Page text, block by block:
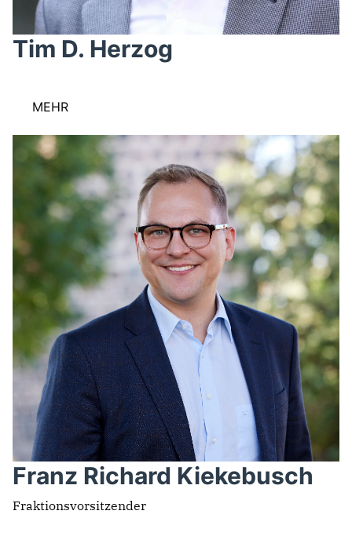
Tim D. Herzog
MEHR
Franz Richard Kiekebusch
Fraktionsvorsitzender